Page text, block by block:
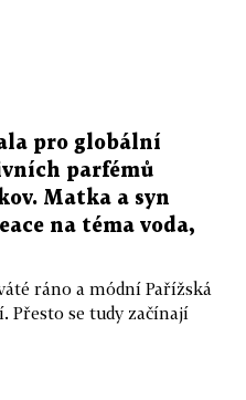
pro globální
parfémů
Matka a syn
na téma voda,
ráno a módní Pařížská
Přesto se tudy začínají